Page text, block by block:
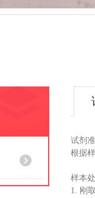
试剂
根据
样本
1. 刚